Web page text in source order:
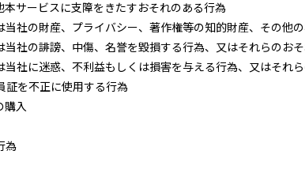
サービスに支障をきたすおそれのある行為
社の財産、プライバシー、著作権等の知的財産、その他
社の誹謗、中傷、名誉を毀損する行為、又はそれらのお
社に迷惑、不利益もしくは損害を与える行為、又はそれ
証を不正に使用する行為
購入
為